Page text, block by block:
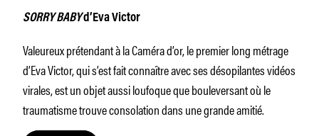
SORRY BABYd’Eva Victor
Valeureux prétendant à la Caméra d’or, le premier long métrage
d’Eva Victor, qui s’est fait connaître avec ses désopilantes vidéos
virales, est un objet aussi loufoque que bouleversant où le
traumatisme trouve consolation dans une grande amitié.